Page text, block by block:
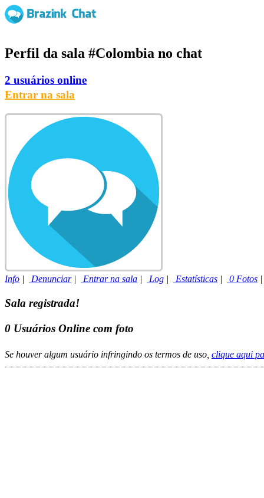
Perfil da sala #Colombia no chat
2 usuários online
Entrar na sala
Info | Denunciar| Entrar na sala | Log | Estatísticas | 0 Fotos
Sala registrada!
0 Usuários Online com foto
Se houver algum usuário infringindo os termos de uso, clique aqui